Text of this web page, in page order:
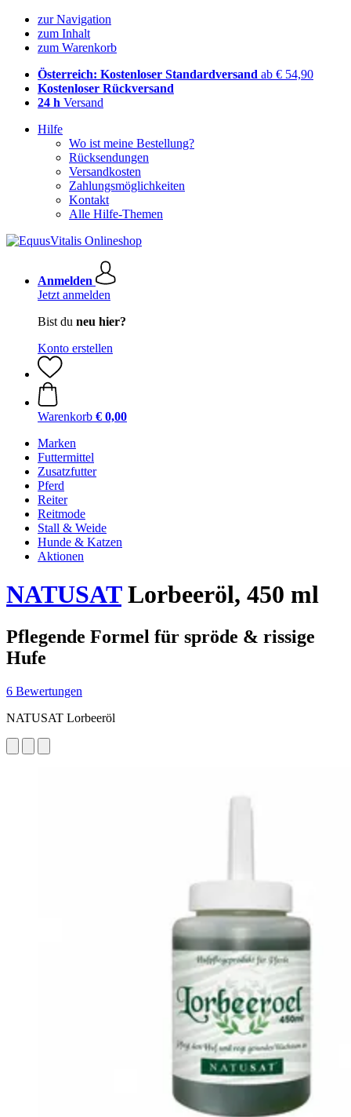
zur Navigation
zum Inhalt
zum Warenkorb
Österreich: Kostenloser Standardversand ab € 54,90
Kostenloser Rückversand
24 h Versand
Hilfe
Wo ist meine Bestellung?
Rücksendungen
Versandkosten
Zahlungsmöglichkeiten
Kontakt
Alle Hilfe-Themen
Anmelden
Jetzt anmelden
Bist du neu hier?
Konto erstellen
Warenkorb € 0,00
Marken
Futtermittel
Zusatzfutter
Pferd
Reiter
Reitmode
Stall & Weide
Hunde & Katzen
Aktionen
NATUSATLorbeeröl, 450 ml
Pflegende Formel für spröde & rissige
Hufe
6 Bewertungen
NATUSAT Lorbeeröl